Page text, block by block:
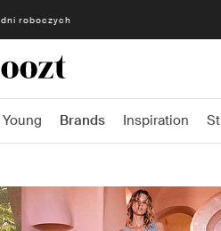
roboczych
zwroty z przedpłaconą etykietą
Young Brands Inspiration